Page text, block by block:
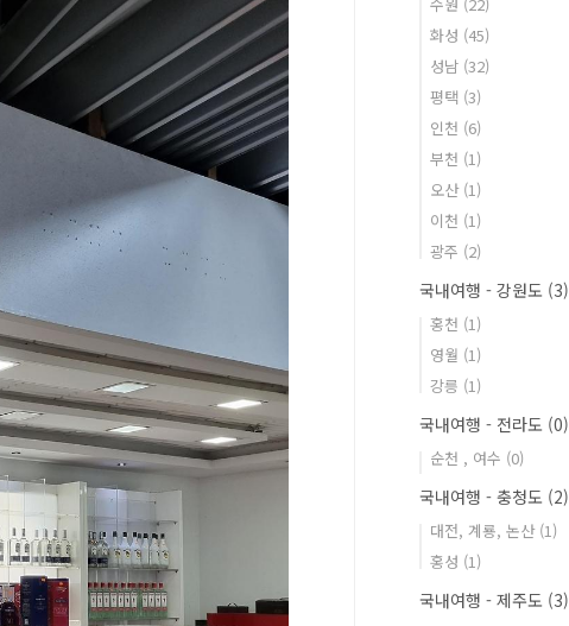
화성 (45)
성남 (32)
평택 (3)
인천 (6)
부천 (1)
오산 (1)
이천 (1)
광주 (2)
국내여행 - 강원도 (3)
홍천 (1)
영월 (1)
강릉 (1)
국내여행 - 전라도 (0)
순천 , 여수 (0)
국내여행 - 충청도 (2)
대전, 계룡, 논산 (1)
홍성 (1)
국내여행 - 제주도 (3)